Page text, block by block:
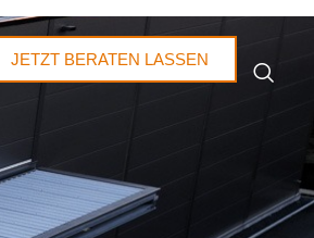
JETZT BERATEN LASSEN